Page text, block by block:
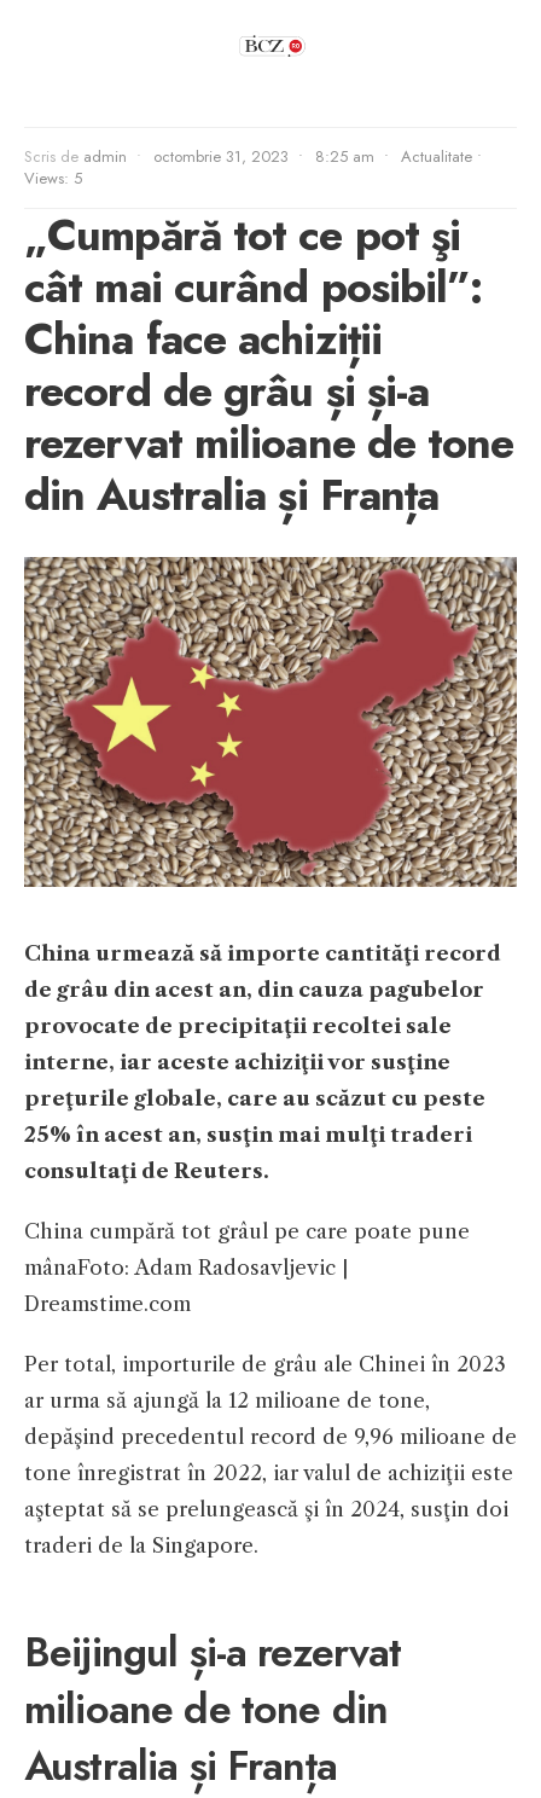
Scris de admin • octombrie 31, 2023 • 8:25 am • Actualitate •
Views: 5
„Cumpără tot ce pot şi
cât mai curând posibil”:
China face achiziții
record de grâu și și-a
rezervat milioane de tone
din Australia și Franța
China urmează să importe cantităţi record
de grâu din acest an, din cauza pagubelor
provocate de precipitaţii recoltei sale
interne, iar aceste achiziţii vor susţine
preţurile globale, care au scăzut cu peste
25% în acest an, susţin mai mulţi traderi
consultaţi de Reuters.
China cumpără tot grâul pe care poate pune
mânaFoto: Adam Radosavljevic |
Dreamstime.com
Per total, importurile de grâu ale Chinei în 2023
ar urma să ajungă la 12 milioane de tone,
depăşind precedentul record de 9,96 milioane de
tone înregistrat în 2022, iar valul de achiziţii este
aşteptat să se prelungească şi în 2024, susţin doi
traderi de la Singapore.
Beijingul și-a rezervat
milioane de tone din
Australia și Franța